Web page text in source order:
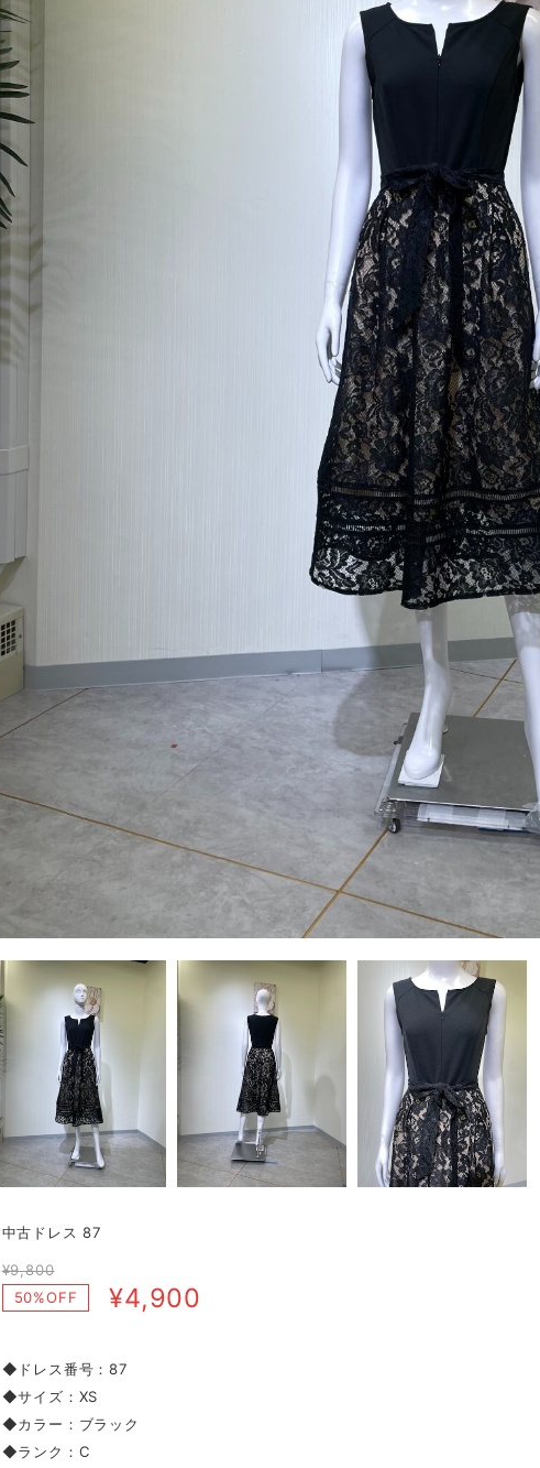
中古ドレス 87
¥9,800
50%OFF
¥4,900
◆ドレス番号：87
◆サイズ：XS
◆カラー：ブラック
◆ランク：C